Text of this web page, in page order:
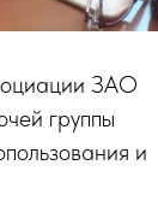
ЗАО
группы
и